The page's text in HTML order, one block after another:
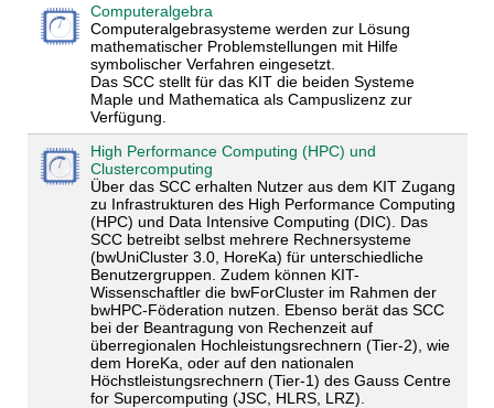
Computeralgebra
Computeralgebrasysteme werden zur Lösung
mathematischer Problemstellungen mit Hilfe
symbolischer Verfahren eingesetzt.
Das SCC stellt für das KIT die beiden Systeme
Maple und Mathematica als Campuslizenz zur
Verfügung.
High Performance Computing (HPC) und
Clustercomputing
Über das SCC erhalten Nutzer aus dem KIT Zugang
zu Infrastrukturen des High Performance Computing
(HPC) und Data Intensive Computing (DIC). Das
SCC betreibt selbst mehrere Rechnersysteme
(bwUniCluster 3.0, HoreKa) für unterschiedliche
Benutzergruppen. Zudem können KIT-
Wissenschaftler die bwForCluster im Rahmen der
bwHPC-Föderation nutzen. Ebenso berät das SCC
bei der Beantragung von Rechenzeit auf
überregionalen Hochleistungsrechnern (Tier-2), wie
dem HoreKa, oder auf den nationalen
Höchstleistungsrechnern (Tier-1) des Gauss Centre
for Supercomputing (JSC, HLRS, LRZ).